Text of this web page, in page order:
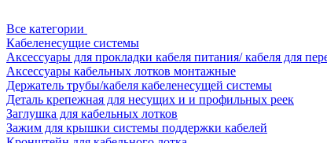
Все категории
Кабеленесущие системы
Аксессуары для прокладки кабеля питания/ кабеля для
Аксессуары кабельных лотков монтажные
Держатель трубы/кабеля кабеленесущей системы
Деталь крепежная для несущих и и профильных реек
Заглушка для кабельных лотков
Зажим для крышки системы поддержки кабелей